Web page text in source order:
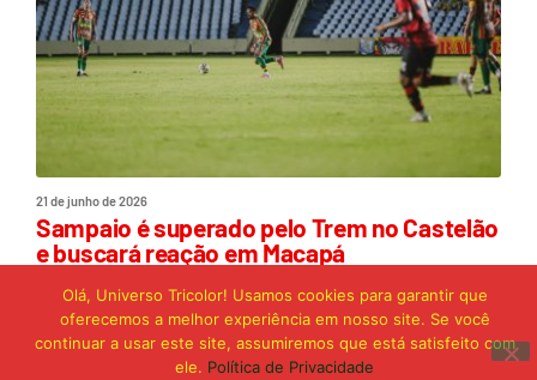
21 de junho de 2026
Sampaio é superado pelo Trem no Castelão
e buscará reação em Macapá
Publicidade
Olá, Universo Tricolor! Usamos cookies para garantir que
oferecemos a melhor experiência em nosso site. Se você
continuar a usar este site, assumiremos que está satisfeito com
ele. Política de Privacidade